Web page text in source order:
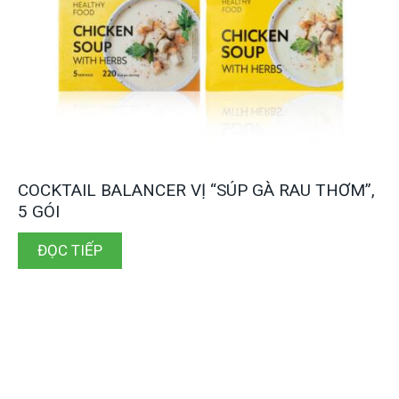
COCKTAIL BALANCER VỊ “SÚP GÀ RAU THƠM”,
5 GÓI
ĐỌC TIẾP